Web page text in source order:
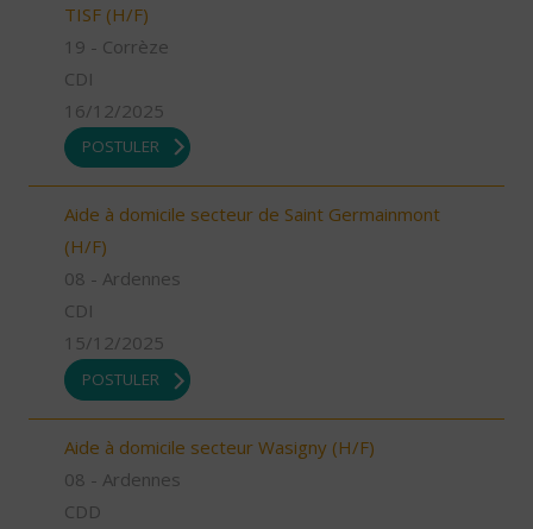
TISF (H/F)
19 - Corrèze
CDI
16/12/2025
POSTULER
Aide à domicile secteur de Saint Germainmont
(H/F)
08 - Ardennes
CDI
15/12/2025
POSTULER
Aide à domicile secteur Wasigny (H/F)
08 - Ardennes
CDD